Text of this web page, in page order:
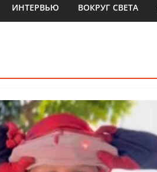
ИНТЕРВЬЮ ВОКРУГ СВЕТА